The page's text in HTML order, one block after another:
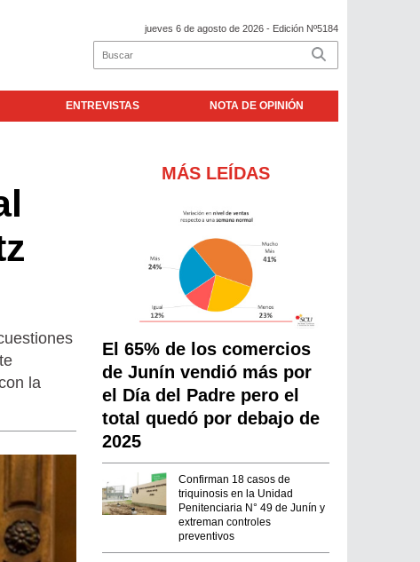
jueves 6 de agosto de 2026 - Edición Nº5184
ENTREVISTAS NOTA DE OPINIÓN
la
MÁS LEÍDAS
El 65% de los comercios
de Junín vendió más por
el Día del Padre pero el
total quedó por debajo de
2025
Confirman 18 casos de
triquinosis en la Unidad
Penitenciaria N° 49 de Junín y
extreman controles
preventivos